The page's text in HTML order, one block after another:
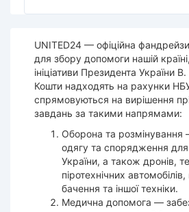
UNITED24 — офіційна
для збору допомоги нашій
ініціативи Президента України
Кошти надходять на рахунки
спрямовуються на вирішення
завдань за такими напрямами:
Оборона та
одягу та спорядження для
України, а також дронів,
піротехнічних
бачення та іншої техніки.
Медична допомога —